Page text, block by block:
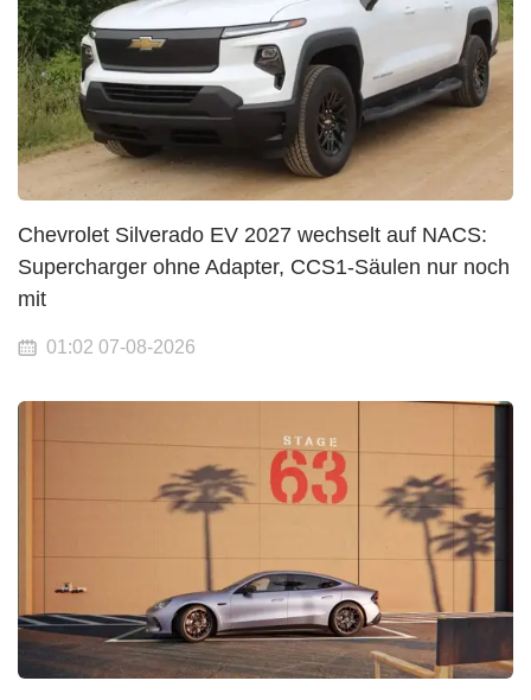
Chevrolet Silverado EV 2027 wechselt auf NACS:
Supercharger ohne Adapter, CCS1-Säulen nur noch
mit
01:02 07-08-2026